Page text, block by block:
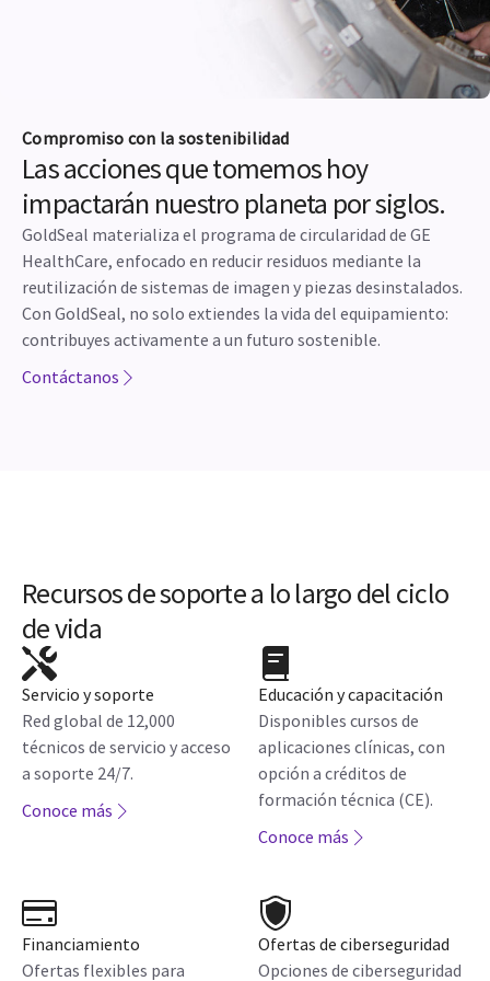
Compromiso con la sostenibilidad
Las acciones que tomemos hoy
impactarán nuestro planeta por siglos.
GoldSeal materializa el programa de circularidad de GE
HealthCare, enfocado en reducir residuos mediante la
reutilización de sistemas de imagen y piezas desinstalados.
Con GoldSeal, no solo extiendes la vida del equipamiento:
contribuyes activamente a un futuro sostenible.
Contáctanos
Recursos de soporte a lo largo del ciclo
de vida
Servicio y soporte
Red global de 12,000
técnicos de servicio y acceso
a soporte 24/7.
Conoce más
Educación y capacitación
Disponibles cursos de
aplicaciones clínicas, con
opción a créditos de
formación técnica (CE).
Conoce más
Financiamiento
Ofertas flexibles para
Ofertas de ciberseguridad
Opciones de ciberseguridad